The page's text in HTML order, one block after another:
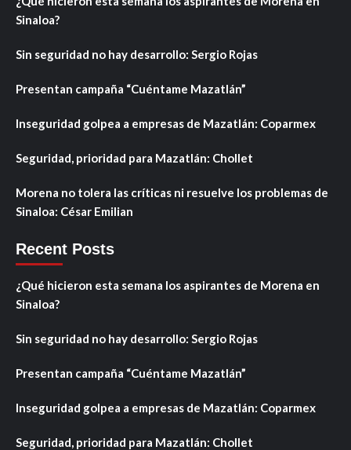
Sinaloa?
Sin seguridad no hay desarrollo: Sergio Rojas
Presentan campaña “Cuéntame Mazatlán”
Inseguridad golpea a empresas de Mazatlán: Coparmex
Seguridad, prioridad para Mazatlán: Chollet
Morena no tolera las críticas ni resuelve los problemas de
Sinaloa: César Emilian
Recent Posts
¿Qué hicieron esta semana los aspirantes de Morena en
Sinaloa?
Sin seguridad no hay desarrollo: Sergio Rojas
Presentan campaña “Cuéntame Mazatlán”
Inseguridad golpea a empresas de Mazatlán: Coparmex
Seguridad, prioridad para Mazatlán: Chollet